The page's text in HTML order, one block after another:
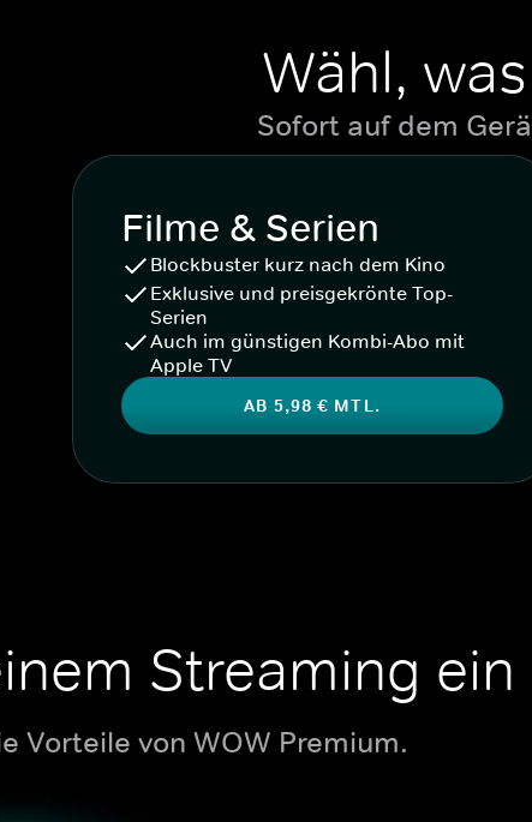
Wähl,
Sofort auf dem
Filme & Serien
Blockbuster kurz nach dem Kino
Exklusive und preisgekrönte Top-
Serien
Auch im günstigen Kombi-Abo mit
Apple TV
AB 5,98 € MTL.
Streaming
Vorteile von WOW Premium.